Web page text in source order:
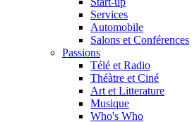
Services
Automobile
Salons et Conférences
Passions
Télé et Radio
Théàtre et Ciné
Art et Litterature
Musique
Who's Who